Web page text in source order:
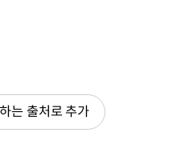
는 출처로 추가(새
창